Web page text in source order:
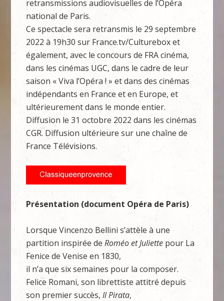
retransmissions audiovisuelles de l’Opéra
national de Paris.
Ce spectacle sera retransmis le 29 septembre
2022 à 19h30 sur France.tv/Culturebox et
également, avec le concours de FRA cinéma,
dans les cinémas UGC, dans le cadre de leur
saison « Viva l’Opéra ! » et dans des cinémas
indépendants en France et en Europe, et
ultérieurement dans le monde entier.
Diffusion le 31 octobre 2022 dans les cinémas
CGR. Diffusion ultérieure sur une chaîne de
France Télévisions.
Présentation (document Opéra de Paris)
Lorsque Vincenzo Bellini s’attèle à une
partition inspirée deRoméo et Juliette pour La
Fenice de Venise en 1830,
il n’a que six semaines pour la composer.
Felice Romani, son librettiste attitré depuis
son premier succès,Il Pirata,